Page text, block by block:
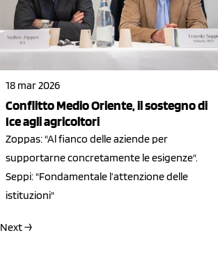
18 mar 2026
Conflitto Medio Oriente, il sostegno di
Ice agli agricoltori
Zoppas: "Al fianco delle aziende per
supportarne concretamente le esigenze".
Seppi: "Fondamentale l’attenzione delle
istituzioni"
Next →